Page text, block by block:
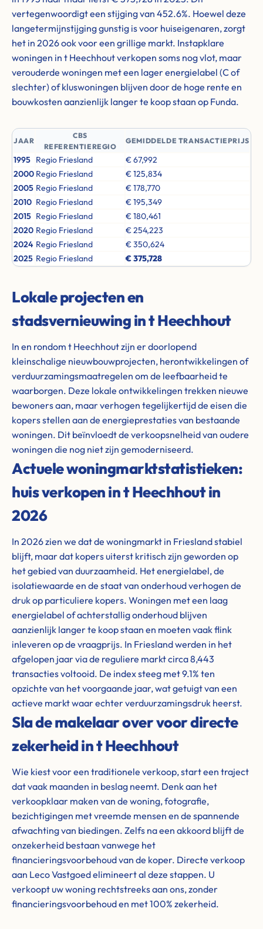
vertegenwoordigt een stijging van 452.6%. Hoewel deze
langetermijnstijging gunstig is voor huiseigenaren, zorgt
het in 2026 ook voor een grillige markt. Instapklare
woningen in t Heechhout verkopen soms nog vlot, maar
verouderde woningen met een lager energielabel (C of
slechter) of kluswoningen blijven door de hoge rente en
bouwkosten aanzienlijk langer te koop staan op Funda.
JAAR
CBS
REFERENTIEREGIO
GEMIDDELDE TRANSACTIEPRIJS
1995 Regio Friesland
€ 67,992
2000 Regio Friesland
€ 125,834
2005 Regio Friesland
€ 178,770
2010 Regio Friesland
€ 195,349
2015 Regio Friesland
€ 180,461
2020 Regio Friesland
€ 254,223
2024 Regio Friesland
€ 350,624
2025 Regio Friesland € 375,728
Lokale projecten en
stadsvernieuwing in t Heechhout
In en rondom t Heechhout zijn er doorlopend
kleinschalige nieuwbouwprojecten, herontwikkelingen of
verduurzamingsmaatregelen om de leefbaarheid te
waarborgen. Deze lokale ontwikkelingen trekken nieuwe
bewoners aan, maar verhogen tegelijkertijd de eisen die
kopers stellen aan de energieprestaties van bestaande
woningen. Dit beïnvloedt de verkoopsnelheid van oudere
woningen die nog niet zijn gemoderniseerd.
Actuele woningmarktstatistieken:
huis verkopen in t Heechhout in
2026
In 2026 zien we dat de woningmarkt in Friesland stabiel
blijft, maar dat kopers uiterst kritisch zijn geworden op
het gebied van duurzaamheid. Het energielabel, de
isolatiewaarde en de staat van onderhoud verhogen de
druk op particuliere kopers. Woningen met een laag
energielabel of achterstallig onderhoud blijven
aanzienlijk langer te koop staan en moeten vaak flink
inleveren op de vraagprijs. In Friesland werden in het
afgelopen jaar via de reguliere markt circa 8,443
transacties voltooid. De index steeg met 9.1% ten
opzichte van het voorgaande jaar, wat getuigt van een
actieve markt waar echter verduurzamingsdruk heerst.
Sla de makelaar over voor directe
zekerheid in t Heechhout
Wie kiest voor een traditionele verkoop, start een traject
dat vaak maanden in beslag neemt. Denk aan het
verkoopklaar maken van de woning, fotografie,
bezichtigingen met vreemde mensen en de spannende
afwachting van biedingen. Zelfs na een akkoord blijft de
onzekerheid bestaan vanwege het
financieringsvoorbehoud van de koper. Directe verkoop
aan Leco Vastgoed elimineert al deze stappen. U
verkoopt uw woning rechtstreeks aan ons, zonder
financieringsvoorbehoud en met 100% zekerheid.